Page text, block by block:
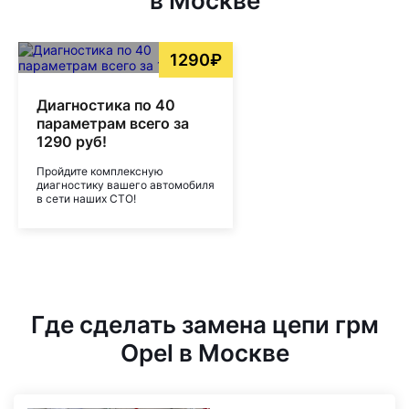
1290₽
Диагностика по 40
параметрам всего за
1290 руб!
Пройдите комплексную
диагностику вашего автомобиля
в сети наших СТО!
Где сделать замена цепи грм
Opel в Москве